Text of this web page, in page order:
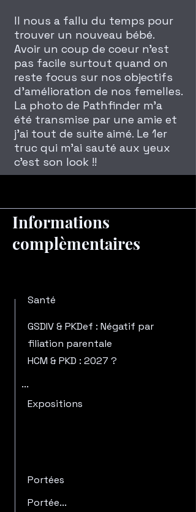
​Il nous a fallu du temps pour
trouver un nouveau bébé.
Avoir un coup de coeur n'est
pas facile surtout quand on
reste focus sur nos objectifs
d'amélioration de nos femelles.
La photo de Pathfinder m'a
été transmise par une amie et
j'ai tout de suite aimé. Le 1er
truc qui m'ai sauté aux yeux
c'est son look !!
Informations
complèmentaires
Santé
GSDIV & PKDef : Négatif par
filiation parentale
HCM & PKD : 2027 ?
​...
Expositions
Portées
Portée...